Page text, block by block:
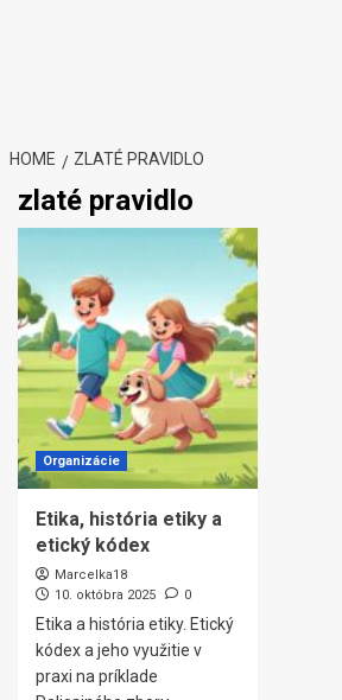
HOME ZLATÉ PRAVIDLO
zlaté pravidlo
Organizácie
Etika, história etiky a
etický kódex
Marcelka18
10. októbra 2025
0
Etika a história etiky. Etický
kódex a jeho využitie v
praxi na príklade